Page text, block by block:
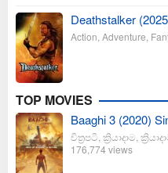
Deathstalker
Action Adventure
TOP MOVIES
Baaghi 3 (2020)
චිත්‍රපටි ක්‍රියාදාම
176,774 views